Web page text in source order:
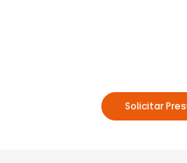
Solicitar